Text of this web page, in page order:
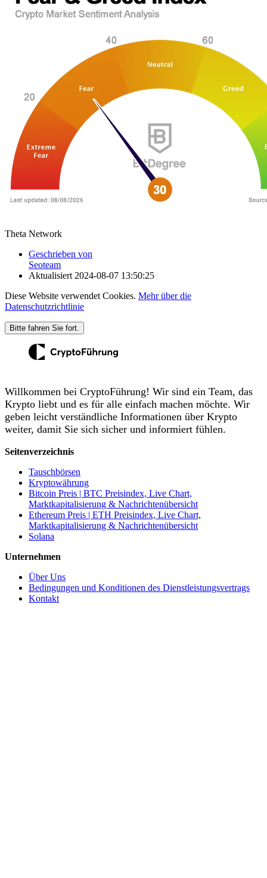
Theta Network
Geschrieben von
Seoteam
Aktualisiert2024-08-07 13:50:25
Diese Website verwendet Cookies. Mehr über die
Datenschutzrichtlinie
Bitte fahren Sie fort.
Willkommen bei CryptoFührung! Wir sind ein Team, das
Krypto liebt und es für alle einfach machen möchte. Wir
geben leicht verständliche Informationen über Krypto
weiter, damit Sie sich sicher und informiert fühlen.
Seitenverzeichnis
Tauschbörsen
Kryptowährung
Bitcoin Preis | BTC Preisindex, Live Chart,
Marktkapitalisierung & Nachrichtenübersicht
Ethereum Preis | ETH Preisindex, Live Chart,
Marktkapitalisierung & Nachrichtenübersicht
Solana
Unternehmen
Über Uns
Bedingungen und Konditionen des Dienstleistungsvertrags
Kontakt